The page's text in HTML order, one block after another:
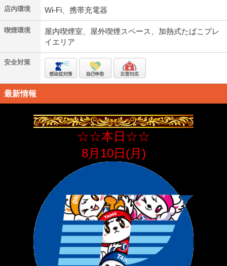
店内環境 Wi-Fi、携帯充電器
喫煙環境
屋内喫煙室、屋外喫煙スペース、加熱式たばこプレ
イエリア
安全対策
最新情報
☆☆本日☆☆
8月10日(月)